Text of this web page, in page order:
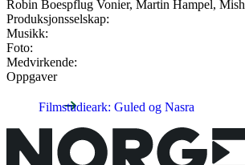
Robin Boespflug Vonier, Martin Hampel,
Produksjonsselskap:
Musikk:
Foto:
Medvirkende:
Oppgaver
Filmstudieark: Guled og Nasra